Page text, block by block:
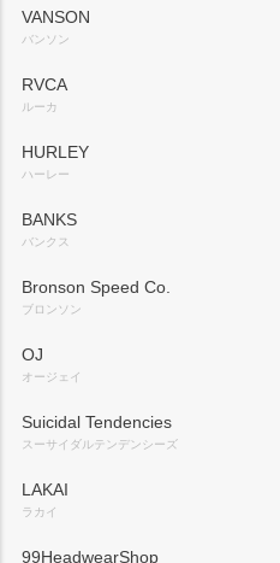
VANSON
バンソン
RVCA
ルーカ
HURLEY
ハーレー
BANKS
バンクス
Bronson Speed Co.
ブロンソン
OJ
オージェイ
Suicidal Tendencies
スーサイダルテンデンシーズ
LAKAI
ラカイ
99HeadwearShop